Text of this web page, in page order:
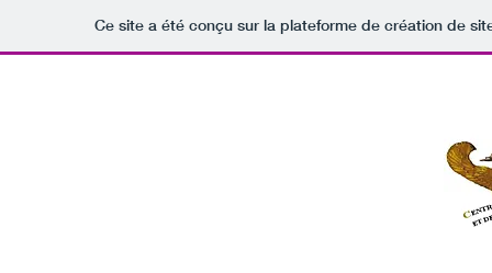
Ce site a été conçu sur la plateforme de création de